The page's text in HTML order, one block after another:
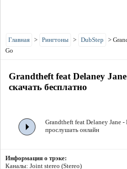
Главная > Рингтоны > DubStep >
Go
Grandtheft feat Delaney
скачать бесплатно
Grandtheft feat Delaney Jane -
прослушать онлайн
Информация о трэке:
Каналы: Joint stereo (Stereo)